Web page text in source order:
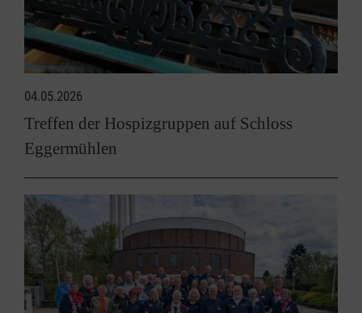
04.05.2026
Treffen der Hospizgruppen auf Schloss
Eggermühlen